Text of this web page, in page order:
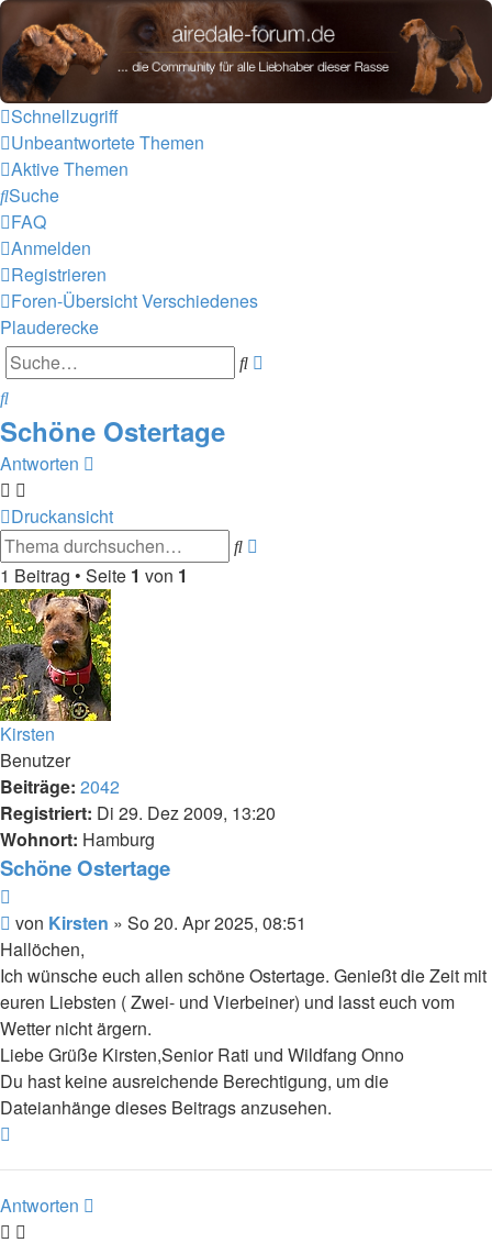
airedale-forum.de
Zum Inhalt
Schnellzugriff
Unbeantwortete Themen
Aktive Themen
Suche
FAQ
Anmelden
Registrieren
Foren-ÜbersichtVerschiedenes
Plauderecke
Suche
Suche
Schöne Ostertage
Antworten
Druckansicht
Suche
1 Beitrag • Seite 1 von 1
Kirsten
Benutzer
Beiträge: 2042
Registriert: Di 29. Dez 2009, 13:20
Wohnort: Hamburg
Schöne Ostertage
Beitrag
von Kirsten » So 20. Apr 2025, 08:51
Hallöchen,
Ich wünsche euch allen schöne Ostertage. Genießt die Zeit mit
euren Liebsten ( Zwei- und Vierbeiner) und lasst euch vom
Wetter nicht ärgern.
Liebe Grüße Kirsten,Senior Rati und Wildfang Onno
Du hast keine ausreichende Berechtigung, um die
Dateianhänge dieses Beitrags anzusehen.
Antworten